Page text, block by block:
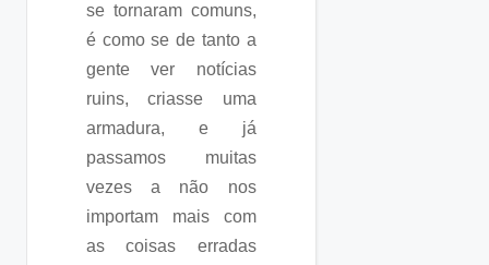
se tornaram comuns,
é como se de tanto a
gente ver notícias
ruins, criasse uma
armadura, e já
passamos muitas
vezes a não nos
importam mais com
as coisas erradas